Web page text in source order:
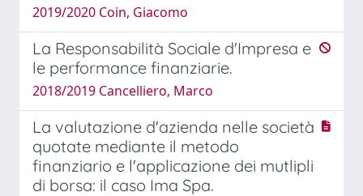
2019/2020 Coin, Giacomo
La Responsabilità Sociale d'Impresa e
le performance finanziarie.
2018/2019 Cancelliero, Marco
La valutazione d'azienda nelle società
quotate mediante il metodo
finanziario e l'applicazione dei mutlipli
di borsa: il caso Ima Spa.